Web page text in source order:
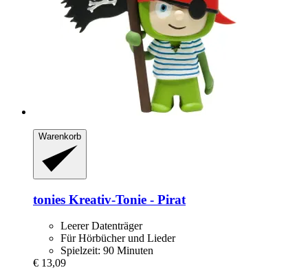
Warenkorb
tonies Kreativ-​Tonie -​ Pirat
Leerer Datenträger
Für Hörbücher und Lieder
Spielzeit: 90 Minuten
€ 13,09